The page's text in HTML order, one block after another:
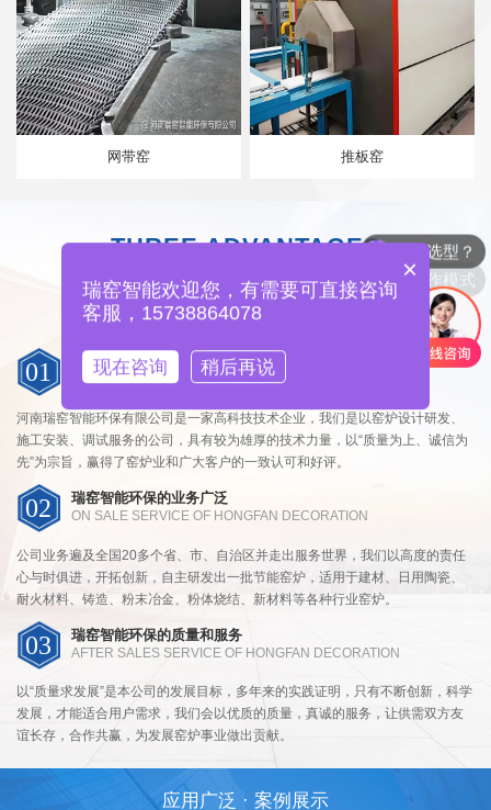
网带窑 推板窑
THREE ADVANTAGES
选择我们的3大理由
01 瑞窑智能环保的售前服务
PRE SALES SERVICE OF HONGFAN DECORATION
河南瑞窑智能环保有限公司是一家高科技技术企业，我们是以窑炉设计研发、
施工安装、调试服务的公司，具有较为雄厚的技术力量，以“质量为上、诚信为
先”为宗旨，赢得了窑炉业和广大客户的一致认可和好评。
02 瑞窑智能环保的业务广泛
ON SALE SERVICE OF HONGFAN DECORATION
公司业务遍及全国20多个省、市、自治区并走出服务世界，我们以高度的责任
心与时俱进，开拓创新，自主研发出一批节能窑炉，适用于建材、日用陶瓷、
耐火材料、铸造、粉末冶金、粉体烧结、新材料等各种行业窑炉。
03 瑞窑智能环保的质量和服务
AFTER SALES SERVICE OF HONGFAN DECORATION
以“质量求发展”是本公司的发展目标，多年来的实践证明，只有不断创新，科学
发展，才能适合用户需求，我们会以优质的质量，真诚的服务，让供需双方友
谊长存，合作共赢，为发展窑炉事业做出贡献。
应用广泛 · 案例展示
合作模式
×
瑞窑智能欢迎您，有需要可直接咨询
客服，15738864078
现在咨询 稍后再说